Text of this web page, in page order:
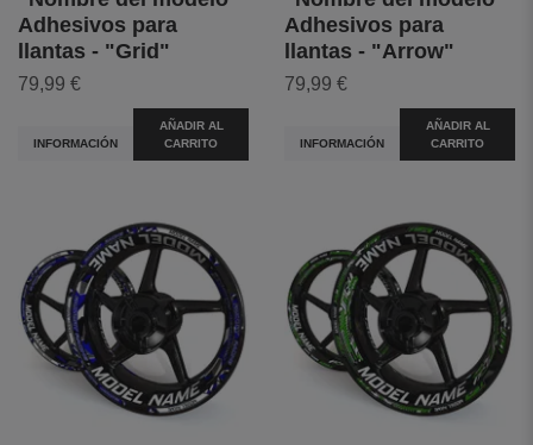
Adhesivos para
llantas - "Grid"
79,99 €
INFORMACIÓN
AÑADIR AL
CARRITO
Adhesivos para
llantas - "Arrow"
79,99 €
INFORMACIÓN
AÑADIR AL
CARRITO